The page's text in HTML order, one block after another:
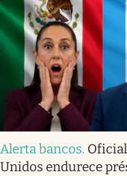
Alerta bancos.
Unidos endurece